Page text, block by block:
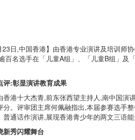
23日,中国香港】由香港专业演讲及培训
百名选手在「儿童A组」、「儿童B组」
评:彰显演讲教育成果
香港十大杰青,前东张西望主持人,南中国演
分。评审团主席何佩融指出,本届参赛选手
通话作演讲,展现香港青少年的两文三语能
新秀闪耀舞台